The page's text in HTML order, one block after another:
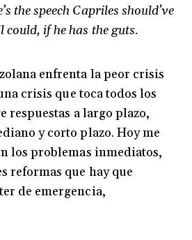
the speech Capriles should’ve
if he has the guts.
enfrenta la peor crisis
crisis que toca todos los
respuestas a largo plazo,
y corto plazo. Hoy me
los problemas inmediatos,
reformas que hay que
de emergencia,